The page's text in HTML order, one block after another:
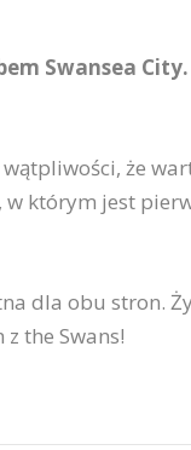
Swansea
że
w którym jest
dla obu stron.
the Swans!